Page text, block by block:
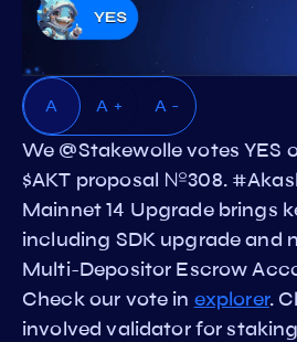
A A + A -
We @Stakewolle votes YES
$AKT proposal №308.
Mainnet 14 Upgrade brings
including SDK upgrade and
Multi-Depositor Escrow
Check our vote in explorer.
involved validator for